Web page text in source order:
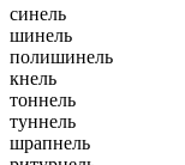
синель
шинель
полишинель
кнель
тоннель
туннель
шрапнель